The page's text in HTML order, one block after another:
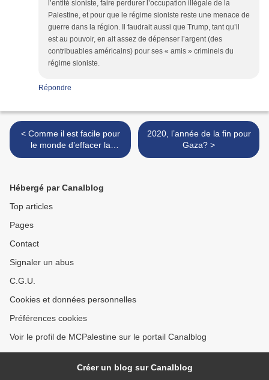
l’entité sioniste, faire perdurer l’occupation illégale de la
Palestine, et pour que le régime sioniste reste une menace de
guerre dans la région. Il faudrait aussi que Trump, tant qu’il
est au pouvoir, en ait assez de dépenser l’argent (des
contribuables américains) pour ses « amis » criminels du
régime sioniste.
Répondre
< Comme il est facile pour
le monde d’effacer la
douleur des Palestiniens
2020, l’année de la fin pour
Gaza? >
Hébergé par Canalblog
Top articles
Pages
Contact
Signaler un abus
C.G.U.
Cookies et données personnelles
Préférences cookies
Voir le profil de MCPalestine sur le portail Canalblog
Créer un blog sur Canalblog